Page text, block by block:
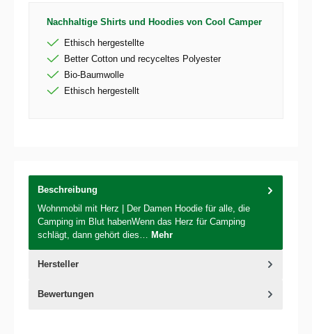
Nachhaltige Shirts und Hoodies von Cool Camper
Ethisch hergestellte
Better Cotton und recyceltes Polyester
Bio-Baumwolle
Ethisch hergestellt
Beschreibung
Wohnmobil mit Herz | Der Damen Hoodie für alle, die
Camping im Blut habenWenn das Herz für Camping
schlägt, dann gehört dies… Mehr
Hersteller
Bewertungen